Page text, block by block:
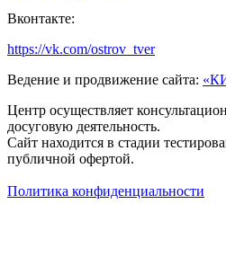
Вконтакте:
https://vk.com/ostrov_tver
Ведение и продвижение сайта:
Центр осуществляет
досуговую деятельность.
Сайт находится в стадии
публичной офертой.
Политика конфиденциальности